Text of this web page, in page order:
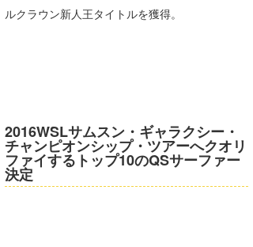
ルクラウン新人王タイトルを獲得。
2016WSLサムスン・ギャラクシー・
チャンピオンシップ・ツアーへクオリ
ファイするトップ10のQSサーファー
決定